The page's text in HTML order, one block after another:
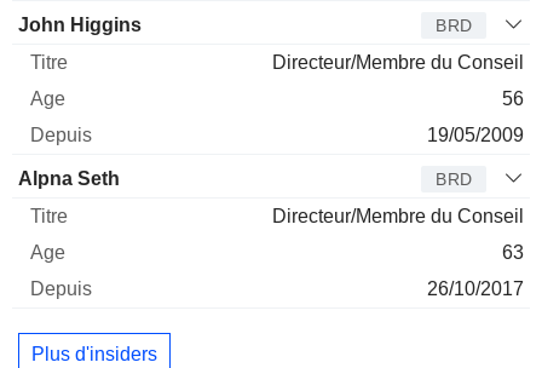
John Higgins BRD
Directeur/Membre du Conseil
56
19/05/2009
Alpna Seth BRD
Directeur/Membre du Conseil
63
26/10/2017
Plus d'insiders